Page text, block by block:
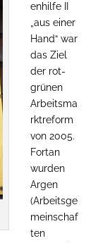
enhilfe II
„aus einer
Hand“ war
das Ziel
der rot-
grünen
Arbeitsma
rktreform
von 2005.
Fortan
wurden
Argen
(Arbeitsge
meinschaf
ten